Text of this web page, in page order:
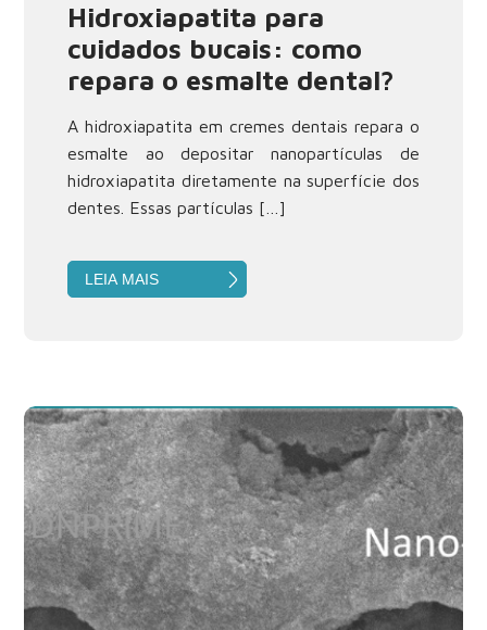
Hidroxiapatita para
cuidados bucais: como
repara o esmalte dental?
A hidroxiapatita em cremes dentais repara o
esmalte ao depositar nanopartículas de
hidroxiapatita diretamente na superfície dos
dentes. Essas partículas […]
LEIA MAIS